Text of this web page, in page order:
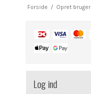
Forside / Opret bruger
Log ind